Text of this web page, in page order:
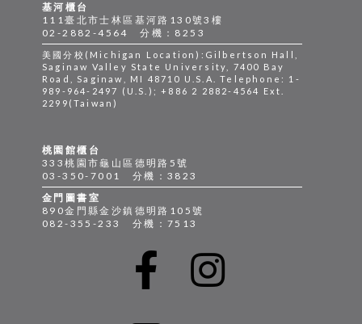
桃園館櫃台
333桃園市龜山區德明路5號
03-350-7001 分機：3823
金門圖書室
890金門縣金沙鎮德明路105號
082-355-233 分機：7513
基河櫃台
111臺北市士林區基河路130號3樓
02-2882-4564 分機：8253
美國分校(Michigan Location):Gilbertson Hall,
Saginaw Valley State University, 7400 Bay
Road, Saginaw, MI 48710 U.S.A. Telephone: 1-
989-964-2497 (U.S.); +886 2 2882-4564 Ext.
2299(Taiwan)